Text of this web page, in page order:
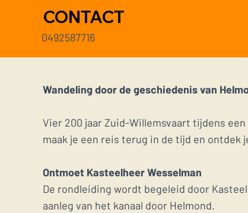
CONTACT
0492587716
Wandeling door de geschiedenis van
Vier 200 jaar Zuid-Willemsvaart tijdens
maak je een reis terug in de tijd en ontdek
Ontmoet Kasteelheer Wesselman
De rondleiding wordt begeleid door
aanleg van het kanaal door Helmond.